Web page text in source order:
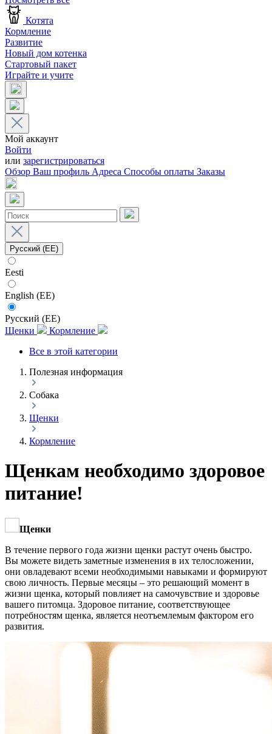
Котята
Кормление
Развитие
Новый дом котенка
Стартовый пакет
Играйте и учите
Мой аккаунт
Войти
или зарегистрироваться
Обзор Ваш профиль Адреса Способы оплаты Заказы
Русский (EE)
Eesti
English (EE)
Русский (EE)
Щенки
Кормление
Все в этой категории
Полезная информация
Собака
Щенки
Кормление
Щенкам необходимо здоровое
питание!
Щенки
В течение первого года жизни щенки растут очень быстро.
Вы можете видеть заметные изменения в их телосложении,
они овладевают всеми необходимыми навыками и формируют
свою личность. Первые месяцы – это решающий момент в
жизни щенка, который повлияет на самочувствие и здоровье
вашего питомца. Здоровое питание, соответствующее
потребностям щенка, является неотъемлемым фактором его
развития.